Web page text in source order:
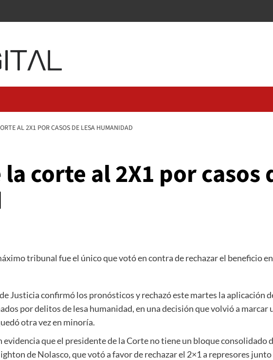
AL 2X1 POR CASOS DE LESA HUMANIDAD
corte al 2X1 por casos
tribunal fue el único que votó en contra de rechazar el beneficio
Justicia confirmó los pronósticos y rechazó este martes la aplicación
por delitos de lesa humanidad, en una decisión que volvió a marcar
otra vez en minoría.
evidencia que el presidente de la Corte no tiene un bloque consolidado
de Nolasco, que votó a favor de rechazar el 2×1 a represores